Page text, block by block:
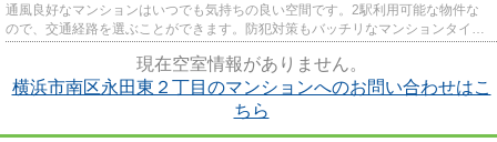
通風良好なマンションはいつでも気持ちの良い空間です。2駅利用可能な物件な
ので、交通経路を選ぶことができます。防犯対策もバッチリなマンションタイプ
現在空室情報がありません。
横浜市南区永田東２丁目のマンションへのお問い合わせはこ
ちら